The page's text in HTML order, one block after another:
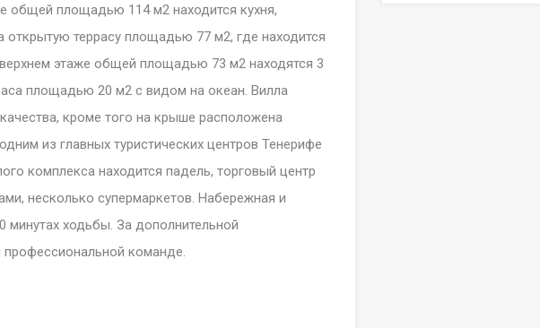
площадью 114 м2 находится кухня,
открытую террасу площадью 77 м2, где находится
этаже общей площадью 73 м2 находятся 3
площадью 20 м2 с видом на океан. Вилла
кроме того на крыше расположена
из главных туристических центров Тенерифе
комплекса находится падель, торговый центр
несколько супермаркетов. Набережная и
минутах ходьбы. За дополнительной
команде.